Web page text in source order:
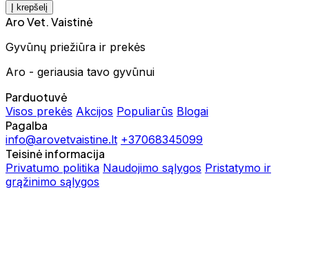
Į krepšelį
Aro Vet. Vaistinė
Gyvūnų priežiūra ir prekės
Aro - geriausia tavo gyvūnui
Parduotuvė
Visos prekės Akcijos Populiarūs Blogai
Pagalba
info@arovetvaistine.lt +37068345099
Teisinė informacija
Privatumo politika Naudojimo sąlygos Pristatymo ir
grąžinimo sąlygos